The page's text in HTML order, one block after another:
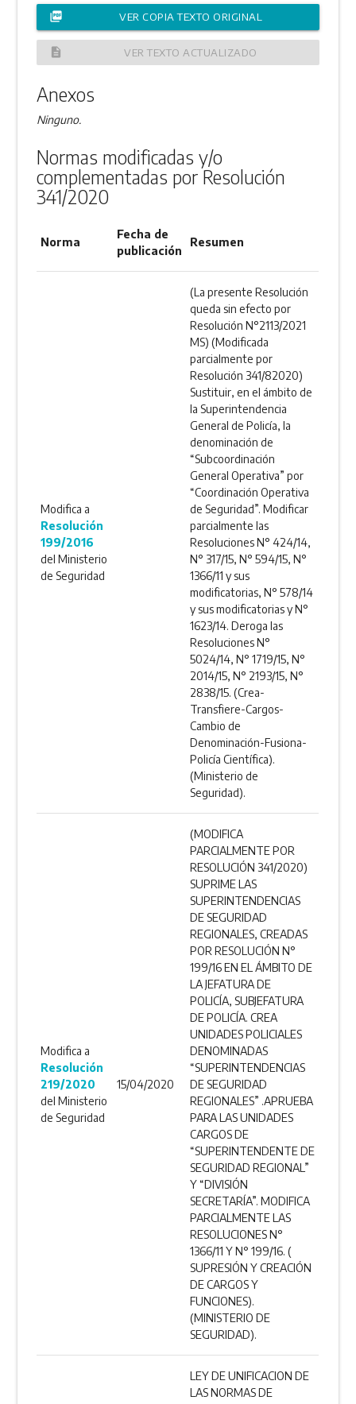
picture_as_pdf VER COPIA TEXTO ORIGINAL
description VER TEXTO ACTUALIZADO
Anexos
Ninguno.
Normas modificadas y/o
complementadas por Resolución
341/2020
Norma
Fecha de
publicación
Resumen
Modifica a
Resolución
199/2016
del Ministerio
de Seguridad
(La presente Resolución
queda sin efecto por
Resolución N°2113/2021
MS) (Modificada
parcialmente por
Resolución 341/82020)
Sustituir, en el ámbito de
la Superintendencia
General de Policía, la
denominación de
“Subcoordinación
General Operativa” por
“Coordinación Operativa
de Seguridad”. Modificar
parcialmente las
Resoluciones N° 424/14,
N° 317/15, N° 594/15, N°
1366/11 y sus
modificatorias, N° 578/14
y sus modificatorias y N°
1623/14. Deroga las
Resoluciones N°
5024/14, N° 1719/15, N°
2014/15, N° 2193/15, N°
2838/15. (Crea-
Transfiere-Cargos-
Cambio de
Denominación-Fusiona-
Policía Científica).
(Ministerio de
Seguridad).
Modifica a
Resolución
219/2020
del Ministerio
de Seguridad
15/04/2020
(MODIFICA
PARCIALMENTE POR
RESOLUCIÓN 341/2020)
SUPRIME LAS
SUPERINTENDENCIAS
DE SEGURIDAD
REGIONALES, CREADAS
POR RESOLUCIÓN N°
199/16 EN EL ÁMBITO DE
LA JEFATURA DE
POLICÍA, SUBJEFATURA
DE POLICÍA. CREA
UNIDADES POLICIALES
DENOMINADAS
“SUPERINTENDENCIAS
DE SEGURIDAD
REGIONALES” .APRUEBA
PARA LAS UNIDADES
CARGOS DE
“SUPERINTENDENTE DE
SEGURIDAD REGIONAL”
Y “DIVISIÓN
SECRETARÍA”. MODIFICA
PARCIALMENTE LAS
RESOLUCIONES N°
1366/11 Y N° 199/16. (
SUPRESIÓN Y CREACIÓN
DE CARGOS Y
FUNCIONES).
(MINISTERIO DE
SEGURIDAD).
LEY DE UNIFICACION DE
LAS NORMAS DE